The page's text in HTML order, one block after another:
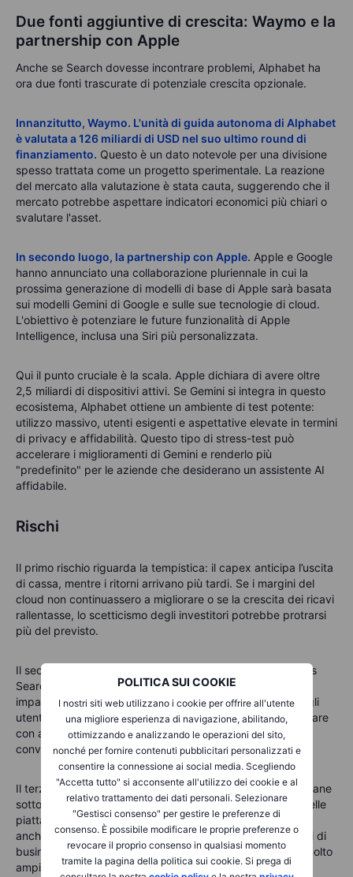
POLITICA SUI COOKIE
I nostri siti web utilizzano i cookie per offrire all'utente
una migliore esperienza di navigazione, abilitando,
ottimizzando e analizzando le operazioni del sito,
nonché per fornire contenuti pubblicitari personalizzati e
consentire la connessione ai social media. Scegliendo
"Accetta tutto" si acconsente all'utilizzo dei cookie e al
relativo trattamento dei dati personali. Selezionare
"Gestisci consenso" per gestire le preferenze di
consenso. È possibile modificare le proprie preferenze o
revocare il proprio consenso in qualsiasi momento
tramite la pagina della politica sui cookie. Si prega di
Due fonti aggiuntive di crescita: Waymo e la
partnership con Apple
Anche se Search dovesse incontrare problemi, Alphabet ha
ora due fonti trascurate di potenziale crescita opzionale.
Innanzitutto, Waymo. L'unità di guida autonoma di Alphabet
è valutata a 126 miliardi di USD nel suo ultimo round di
finanziamento. Questo è un dato notevole per una divisione
spesso trattata come un progetto sperimentale. La reazione
del mercato alla valutazione è stata cauta, suggerendo che il
mercato potrebbe aspettare indicatori economici più chiari o
svalutare l'asset.
In secondo luogo, la partnership con Apple. Apple e Google
hanno annunciato una collaborazione pluriennale in cui la
prossima generazione di modelli di base di Apple sarà basata
sui modelli Gemini di Google e sulle sue tecnologie di cloud.
L'obiettivo è potenziare le future funzionalità di Apple
Intelligence, inclusa una Siri più personalizzata.
Qui il punto cruciale è la scala. Apple dichiara di avere oltre
2,5 miliardi di dispositivi attivi. Se Gemini si integra in questo
ecosistema, Alphabet ottiene un ambiente di test potente:
utilizzo massivo, utenti esigenti e aspettative elevate in termini
di privacy e affidabilità. Questo tipo di stress-test può
accelerare i miglioramenti di Gemini e renderlo più
"predefinito" per le aziende che desiderano un assistente AI
affidabile.
Rischi
Il primo rischio riguarda la tempistica: il capex anticipa l’uscita
di cassa, mentre i ritorni arrivano più tardi. Se i margini del
cloud non continuassero a migliorare o se la crescita dei ricavi
rallentasse, lo scetticismo degli investitori potrebbe protrarsi
più del previsto.
Il secondo rischio è la possibile perturbazione del business
Search. Sebbene gli AI Overviews non abbiano mostrato
impatti negativi in questo trimestre, il comportamento degli
utenti può cambiare rapidamente. Occorre quindi monitorare
con attenzione eventuali segnali di peggioramento nella
conversione o nel pricing verso gli inserzionisti.
Il terzo rischio riguarda la regolamentazione. Alphabet rimane
sotto osservazione su temi come concorrenza e potere delle
piattaforme. Gli esiti legali sono difficili da anticipare, ma
anche cambiamenti marginali possono incidere sui modelli di
business, un aspetto rilevante quando si opera su scala molto
ampia.